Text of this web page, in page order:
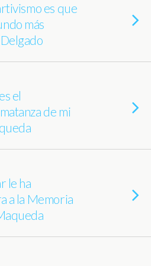
es que
más
el
de mi
le ha
a la Memoria